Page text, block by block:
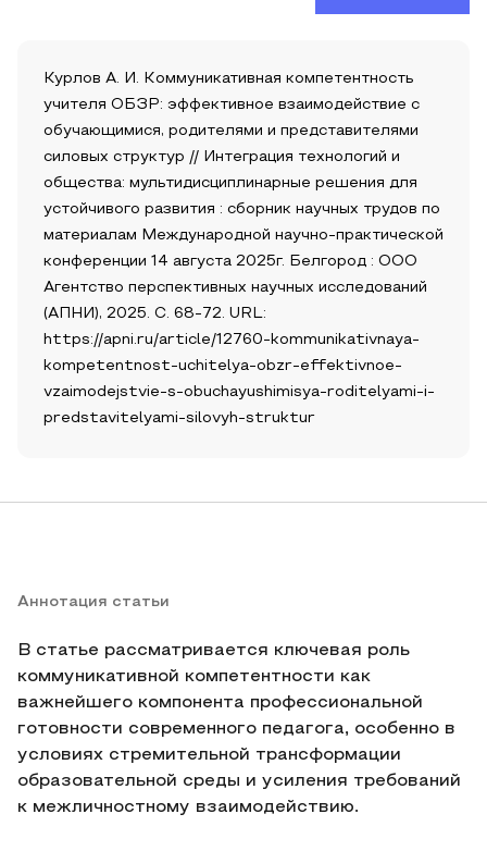
Курлов А. И. Коммуникативная компетентность
учителя ОБЗР: эффективное взаимодействие с
обучающимися, родителями и представителями
силовых структур // Интеграция технологий и
общества: мультидисциплинарные решения для
устойчивого развития : сборник научных трудов по
материалам Международной научно-практической
конференции 14 августа 2025г. Белгород : ООО
Агентство перспективных научных исследований
(АПНИ), 2025. С. 68-72. URL:
https://apni.ru/article/12760-kommunikativnaya-
kompetentnost-uchitelya-obzr-effektivnoe-
vzaimodejstvie-s-obuchayushimisya-roditelyami-i-
predstavitelyami-silovyh-struktur
Аннотация статьи
В статье рассматривается ключевая роль
коммуникативной компетентности как
важнейшего компонента профессиональной
готовности современного педагога, особенно в
условиях стремительной трансформации
образовательной среды и усиления требований
к межличностному взаимодействию.